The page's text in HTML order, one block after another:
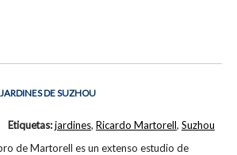
DE SUZHOU
de Martorell es un extenso estudio de
Etiquetas:jardines, Ricardo Martorell, Suzhou